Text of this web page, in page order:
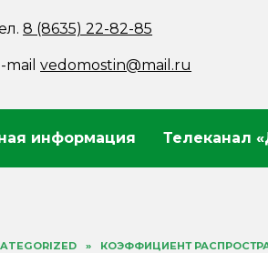
8 (8635) 22-82-85
mailvedomostin@mail.ru
информация Телеканал
»
КОЭФФИЦИЕНТ